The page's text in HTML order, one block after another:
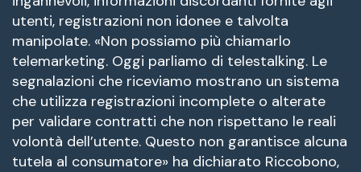
utenti, registrazioni non idonee e talvolta
manipolate. «Non possiamo più chiamarlo
telemarketing. Oggi parliamo di telestalking. Le
segnalazioni che riceviamo mostrano un sistema
che utilizza registrazioni incomplete o alterate
per validare contratti che non rispettano le reali
volontà dell’utente. Questo non garantisce alcuna
tutela al consumatore» ha dichiarato Riccobono,